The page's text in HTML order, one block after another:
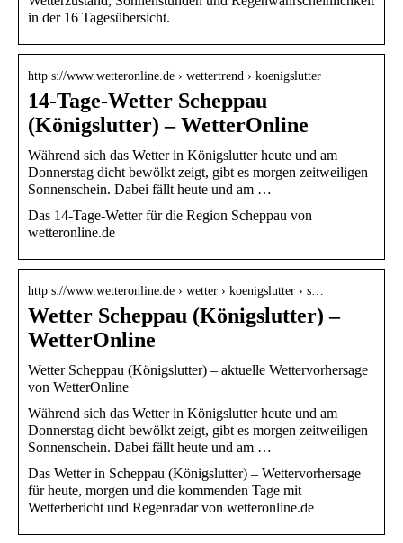
in der 16 Tagesübersicht.
http s://www.wetteronline.de › wettertrend › koenigslutter
14-Tage-Wetter Scheppau
(Königslutter) – WetterOnline
Während sich das Wetter in Königslutter heute und am
Donnerstag dicht bewölkt zeigt, gibt es morgen zeitweiligen
Sonnenschein. Dabei fällt heute und am …
Das 14-Tage-Wetter für die Region Scheppau von
wetteronline.de
http s://www.wetteronline.de › wetter › koenigslutter › s…
Wetter Scheppau (Königslutter) –
WetterOnline
Wetter Scheppau (Königslutter) – aktuelle Wettervorhersage
von WetterOnline
Während sich das Wetter in Königslutter heute und am
Donnerstag dicht bewölkt zeigt, gibt es morgen zeitweiligen
Sonnenschein. Dabei fällt heute und am …
Das Wetter in Scheppau (Königslutter) – Wettervorhersage
für heute, morgen und die kommenden Tage mit
Wetterbericht und Regenradar von wetteronline.de